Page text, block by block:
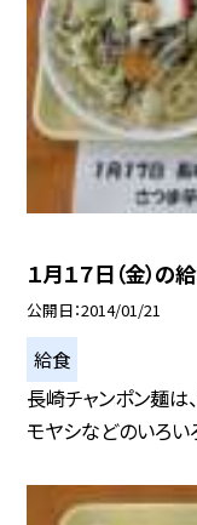
１月１７日（金）の
公開日 2014/01/21
給食
長崎チャンポン麺は
モヤシなどのいろい